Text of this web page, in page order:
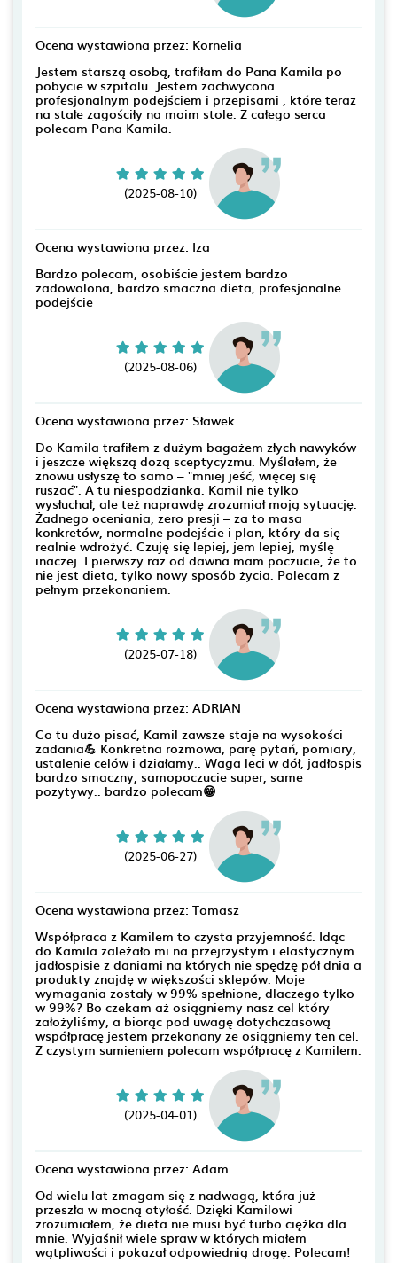
Ocena wystawiona przez: Kornelia
Jestem starszą osobą, trafiłam do Pana Kamila po
pobycie w szpitalu. Jestem zachwycona
profesjonalnym podejściem i przepisami , które teraz
na stałe zagościły na moim stole. Z całego serca
polecam Pana Kamila.
(2025-08-10)
Ocena wystawiona przez: Iza
Bardzo polecam, osobiście jestem bardzo
zadowolona, bardzo smaczna dieta, profesjonalne
podejście
(2025-08-06)
Ocena wystawiona przez: Sławek
Do Kamila trafiłem z dużym bagażem złych nawyków
i jeszcze większą dozą sceptycyzmu. Myślałem, że
znowu usłyszę to samo – "mniej jeść, więcej się
ruszać". A tu niespodzianka. Kamil nie tylko
wysłuchał, ale też naprawdę zrozumiał moją sytuację.
Żadnego oceniania, zero presji – za to masa
konkretów, normalne podejście i plan, który da się
realnie wdrożyć. Czuję się lepiej, jem lepiej, myślę
inaczej. I pierwszy raz od dawna mam poczucie, że to
nie jest dieta, tylko nowy sposób życia. Polecam z
pełnym przekonaniem.
(2025-07-18)
Ocena wystawiona przez: ADRIAN
Co tu dużo pisać, Kamil zawsze staje na wysokości
zadania💪 Konkretna rozmowa, parę pytań, pomiary,
ustalenie celów i działamy.. Waga leci w dół, jadłospis
bardzo smaczny, samopoczucie super, same
pozytywy.. bardzo polecam😁
(2025-06-27)
Ocena wystawiona przez: Tomasz
Współpraca z Kamilem to czysta przyjemność. Idąc
do Kamila zależało mi na przejrzystym i elastycznym
jadłospisie z daniami na których nie spędzę pół dnia a
produkty znajdę w większości sklepów. Moje
wymagania zostały w 99% spełnione, dlaczego tylko
w 99%? Bo czekam aż osiągniemy nasz cel który
założyliśmy, a biorąc pod uwagę dotychczasową
współpracę jestem przekonany że osiągniemy ten cel.
Z czystym sumieniem polecam współpracę z Kamilem.
(2025-04-01)
Ocena wystawiona przez: Adam
Od wielu lat zmagam się z nadwagą, która już
przeszła w mocną otyłość. Dzięki Kamilowi
zrozumiałem, że dieta nie musi być turbo ciężka dla
mnie. Wyjaśnił wiele spraw w których miałem
wątpliwości i pokazał odpowiednią drogę. Polecam!